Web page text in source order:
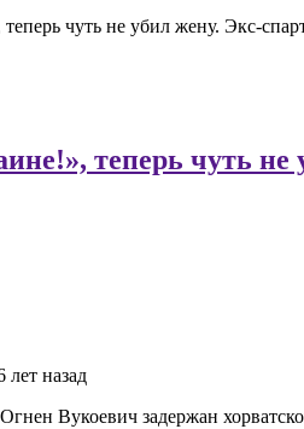
чуть не убил жену. Экс-
теперь чуть не
лет назад
Вукоевич задержан